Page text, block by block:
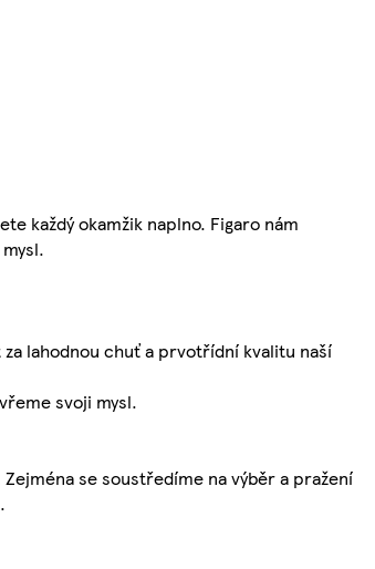
každý okamžik naplno. Figaro nám
lahodnou chuť a prvotřídní kvalitu naší
svoji mysl.
se soustředíme na výběr a pražení